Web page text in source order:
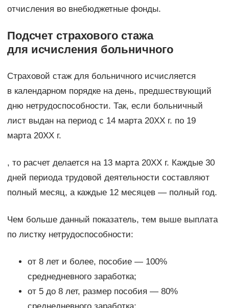
отчисления во внебюджетные фонды.
Подсчет страхового стажа
для исчисления больничного
Страховой стаж для больничного исчисляется
в календарном порядке на день, предшествующий
дню нетрудоспособности. Так, если больничный
лист выдан на период с 14 марта 20ХХ г. по 19
марта 20ХХ г.
, то расчет делается на 13 марта 20ХХ г. Каждые 30
дней периода трудовой деятельности составляют
полный месяц, а каждые 12 месяцев — полный год.
Чем больше данный показатель, тем выше выплата
по листку нетрудоспособности:
от 8 лет и более, пособие — 100%
среднедневного заработка;
от 5 до 8 лет, размер пособия — 80%